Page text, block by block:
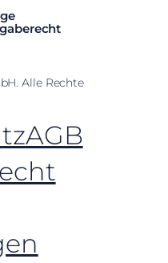
Alle Rechte
AGB